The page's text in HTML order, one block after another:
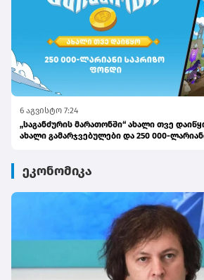
6 აგვისტო 7:24
„საგანძურის მარათონში“ ახალი თვე
ახალი გამარჯვებულები და 250 000-
ეკონომიკა